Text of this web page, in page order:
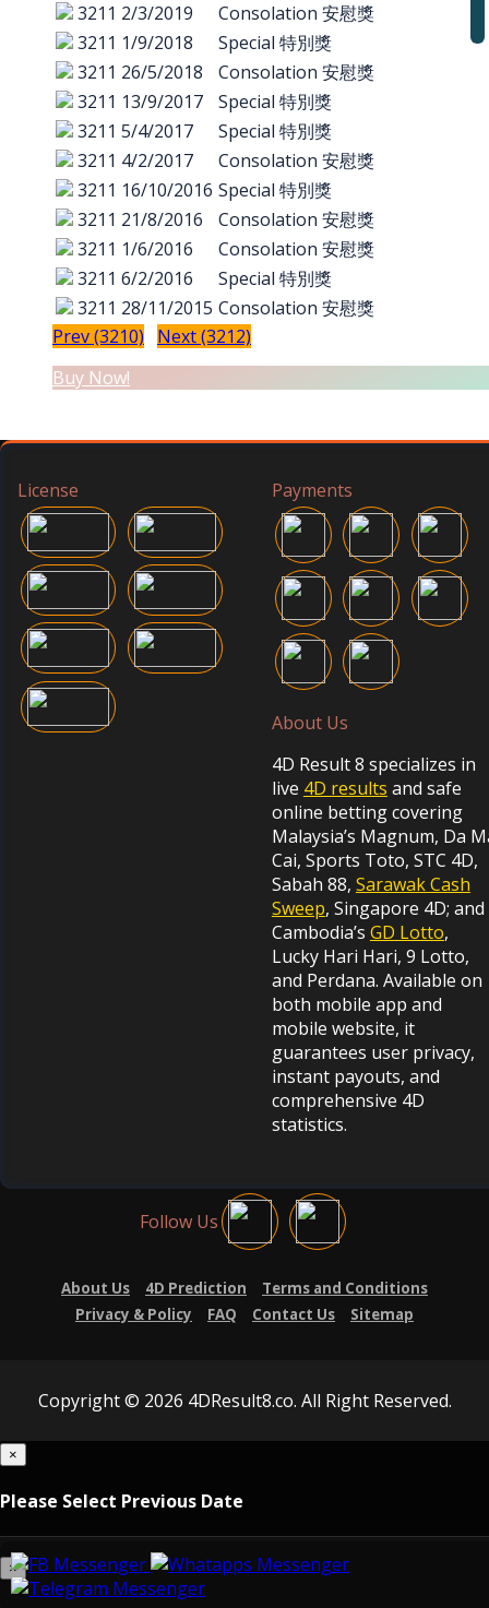
3211 2/3/2019
Consolation 安慰獎
3211 1/9/2018
Special 特別獎
3211 26/5/2018
Consolation 安慰獎
3211 13/9/2017
Special 特別獎
3211 5/4/2017
Special 特別獎
3211 4/2/2017
Consolation 安慰獎
3211 16/10/2016 Special 特別獎
3211 21/8/2016
Consolation 安慰獎
3211 1/6/2016
Consolation 安慰獎
3211 6/2/2016
Special 特別獎
3211 28/11/2015 Consolation 安慰獎
Prev (3210)
Next (3212)
Buy Now!
License Payments
About Us
4D Result 8 specializes in
live 4D results and safe
online betting covering
Malaysia’s Magnum, Da
Cai, Sports Toto, STC 4D,
Sabah 88, Sarawak Cash
Sweep, Singapore 4D; and
Cambodia’s GD Lotto,
Lucky Hari Hari, 9 Lotto,
and Perdana. Available on
both mobile app and
mobile website, it
guarantees user privacy,
instant payouts, and
comprehensive 4D
statistics.
Follow Us
About Us 4D Prediction
Terms and Conditions
Privacy & Policy
FAQ Contact Us Sitemap
Copyright © 2026 4DResult8.co. All Right Reserved.
×
Please Select Previous Date
×